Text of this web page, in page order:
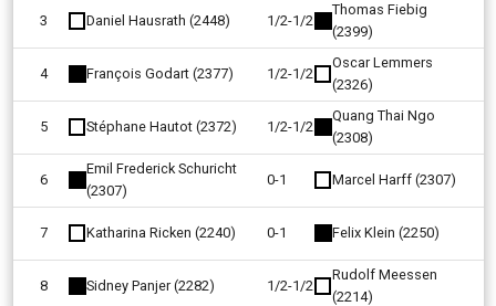
3 Daniel Hausrath (2448) 1/2-1/2
Thomas Fiebig
(2399)
4 François Godart (2377) 1/2-1/2
Oscar Lemmers
(2326)
5 Stéphane Hautot (2372) 1/2-1/2
Quang Thai Ngo
(2308)
6
Emil Frederick Schuricht
(2307)
0-1 Marcel Harff (2307)
7 Katharina Ricken (2240) 0-1 Felix Klein (2250)
8 Sidney Panjer (2282) 1/2-1/2
Rudolf Meessen
(2214)